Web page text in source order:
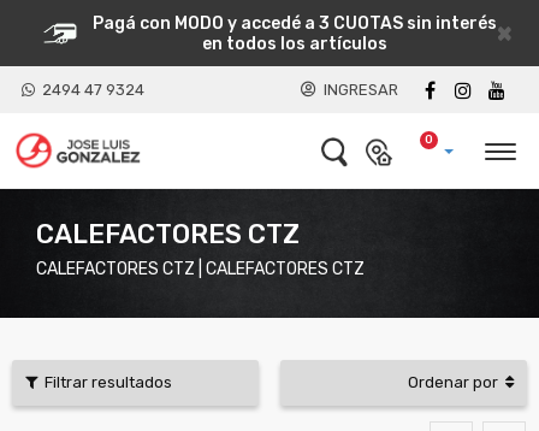
×
Pagá con MODO y accedé a 3 CUOTAS sin interés
en todos los artículos
2494 47 9324 INGRESAR
0
CALEFACTORES CTZ
CALEFACTORES CTZ | CALEFACTORES CTZ
Filtrar resultados Ordenar por